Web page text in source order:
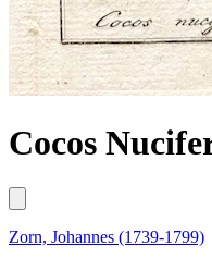
Cocos
Zorn, Johannes (1739-1799)